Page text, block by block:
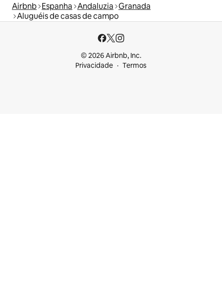
Airbnb Espanha Andaluzia Granada
Aluguéis de casas de campo
© 2026 Airbnb, Inc.
Privacidade
Termos